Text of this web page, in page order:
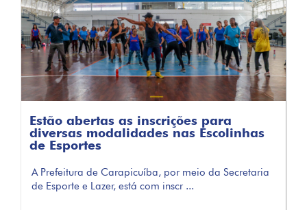
Estão abertas as inscrições para
diversas modalidades nas Escolinhas
de Esportes
A Prefeitura de Carapicuíba, por meio da Secretaria
de Esporte e Lazer, está com inscr ...